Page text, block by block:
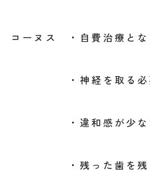
コーヌス ・自費治療とな
・神経を取る必要
・違和感が少な
・残った歯を残し